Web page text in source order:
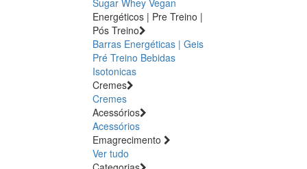
Energéticos | Pre Treino |
Pós Treino
Barras Energéticas | Geis
Pré Treino Bebidas
Isotonicas
Cremes
Cremes
Acessórios
Acessórios
Emagrecimento
Ver tudo